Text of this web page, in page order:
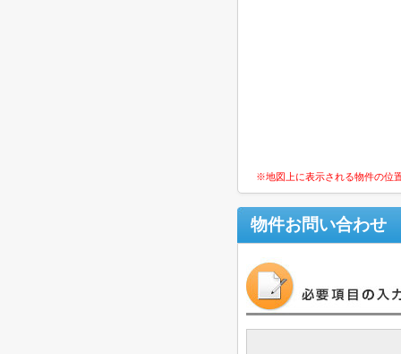
※地図上に表示される物件の位
物件お問い合わせ